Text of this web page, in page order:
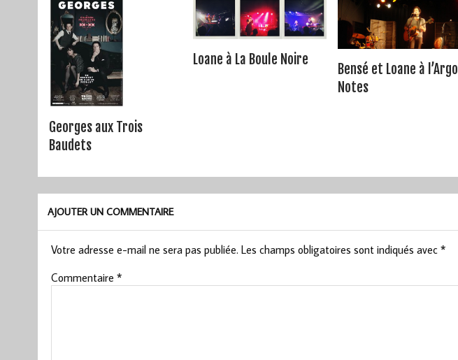
Georges aux Trois
Baudets
Loane à La Boule Noire
Bensé et Loane à l’Argo
Notes
AJOUTER UN COMMENTAIRE
Votre adresse e-mail ne sera pas publiée. Les champs obligatoires sont indiqués avec *
Commentaire *